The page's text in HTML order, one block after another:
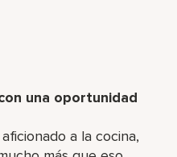
una oportunidad
a la cocina,